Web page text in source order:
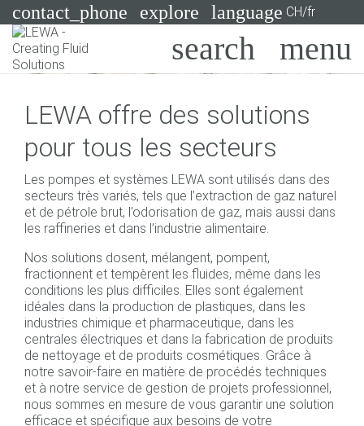
contact_phone explore language CH/fr
Search
Systèmes
Secteurs
Applications
Services
Consulting
Technologies
LEWA offre des solutions
pour tous les secteurs
Les pompes et systèmes LEWA sont utilisés dans des
secteurs très variés, tels que l’extraction de gaz naturel
et de pétrole brut, l’odorisation de gaz, mais aussi dans
les raffineries et dans l’industrie alimentaire.
Nos solutions dosent, mélangent, pompent,
fractionnent et tempèrent les fluides, même dans les
conditions les plus difficiles. Elles sont également
idéales dans la production de plastiques, dans les
industries chimique et pharmaceutique, dans les
centrales électriques et dans la fabrication de produits
de nettoyage et de produits cosmétiques. Grâce à
notre savoir-faire en matière de procédés techniques
et à notre service de gestion de projets professionnel,
nous sommes en mesure de vous garantir une solution
efficace et spécifique aux besoins de votre